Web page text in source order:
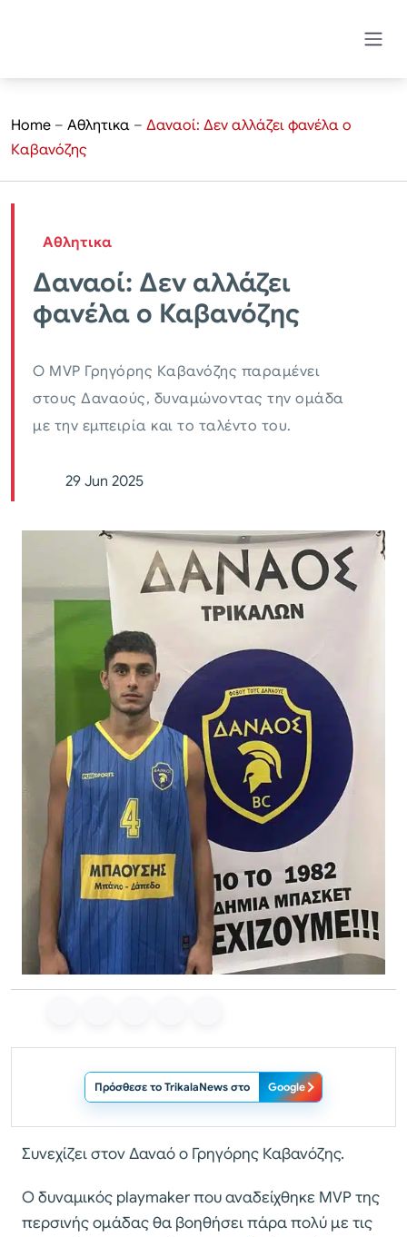
Home – Αθλητικα – Δαναοί: Δεν αλλάζει φανέλα ο
Καβανόζης
Αθλητικα
Δαναοί: Δεν αλλάζει
φανέλα ο Καβανόζης
Ο MVP Γρηγόρης Καβανόζης παραμένει
στους Δαναούς, δυναμώνοντας την ομάδα
με την εμπειρία και το ταλέντο του.
29 Jun 2025
Πρόσθεσε το TrikalaNews στο Google
Συνεχίζει στον Δαναό ο Γρηγόρης Καβανόζης.
Ο δυναμικός playmaker που αναδείχθηκε MVP της
περσινής ομάδας θα βοηθήσει πάρα πολύ με τις